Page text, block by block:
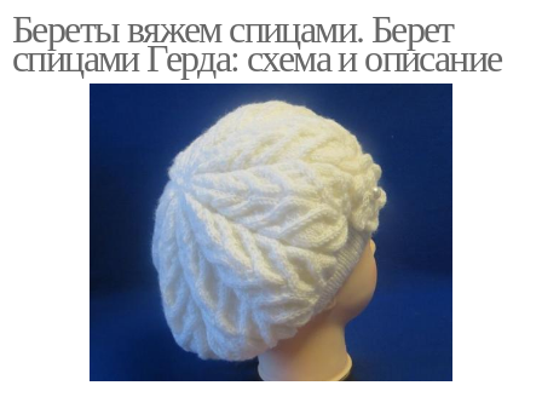
Береты вяжем спицами. Берет
спицами Герда: схема и описание